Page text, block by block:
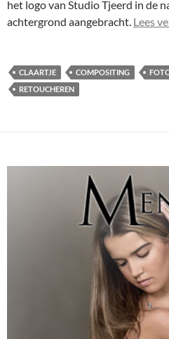
het logo van Studio Tjeerd in de
achtergrond aangebracht. Lees
CLAARTJE COMPOSITING
RETOUCHEREN